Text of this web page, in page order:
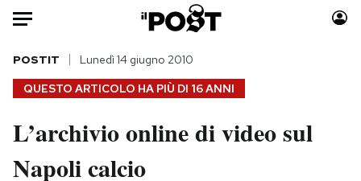
Auto
HOME
Italia
Moda
QUESTO ARTICOLO HA PIÙ DI 16 ANNI
POSTIT Lunedì 14 giugno 2010
L’archivio online di video sul
Napoli calcio